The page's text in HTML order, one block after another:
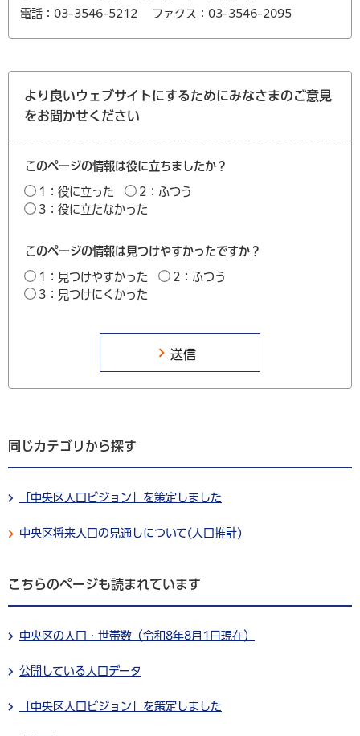
電話：03-3546-5212
ファクス：03-3546-2095
より良いウェブサイトにするためにみなさまのご意見
をお聞かせください
このページの情報は役に立ちましたか？
1：役に立った
2：ふつう
3：役に立たなかった
このページの情報は見つけやすかったですか？
1：見つけやすかった
2：ふつう
3：見つけにくかった
同じカテゴリから探す
「中央区人口ビジョン」を策定しました
中央区将来人口の見通しについて(人口推計)
こちらのページも読まれています
中央区の人口・世帯数（令和8年8月1日現在）
公開している人口データ
「中央区人口ビジョン」を策定しました